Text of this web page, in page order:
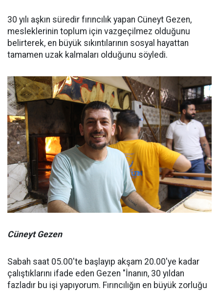
30 yılı aşkın süredir fırıncılık yapan Cüneyt Gezen,
mesleklerinin toplum için vazgeçilmez olduğunu
belirterek, en büyük sıkıntılarının sosyal hayattan
tamamen uzak kalmaları olduğunu söyledi.
Cüneyt Gezen
Sabah saat 05.00'te başlayıp akşam 20.00'ye kadar
çalıştıklarını ifade eden Gezen "İnanın, 30 yıldan
fazladır bu işi yapıyorum. Fırıncılığın en büyük zorluğu